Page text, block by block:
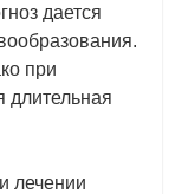
дается
при
длительная
лечении